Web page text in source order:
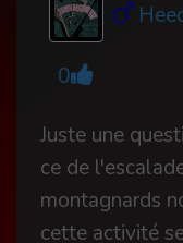
0
Juste une
ce de
montagnards
cette activité